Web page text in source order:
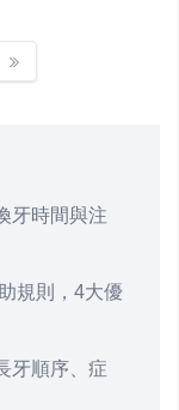
牙時間與注
規則，4大優
牙順序、症